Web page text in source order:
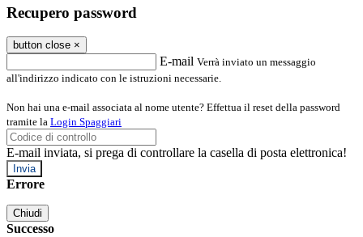
Recupero password
button close ×
E-mail Verrà inviato un messaggio
all'indirizzo indicato con le istruzioni necessarie.
Non hai una e-mail associata al nome utente? Effettua il reset della password
tramite la Login Spaggiari
E-mail inviata, si prega di controllare la casella di posta elettronica!
Errore
Chiudi
Successo